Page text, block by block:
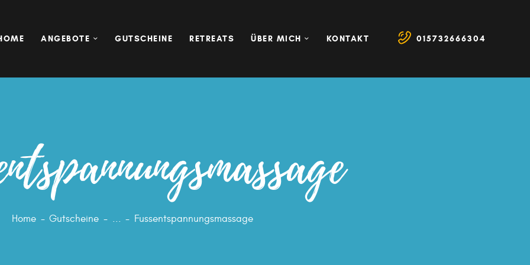
ANGEBOTE GUTSCHEINE RETREATS ÜBER MICH KONTAKT 015732666304
Home Gutscheine ... Fussent­spannungs­massage
ANGEBOTE
RETREATS